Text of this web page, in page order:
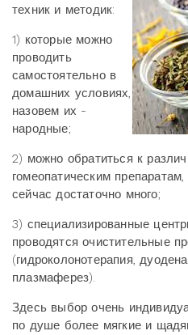
техник и методик:
1) которые можно
проводить
самостоятельно в
домашних условиях,
назовем их -
народные;
2) можно обратиться к
гомеопатическим
сейчас достаточно много;
3) специализированные
проводятся очистительные
(гидроколонотерапия,
плазмаферез).
Здесь выбор очень
по душе более мягкие и